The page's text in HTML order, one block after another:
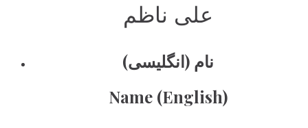
علی‌ ناظم
نام (انگلیسی)
Name (English)